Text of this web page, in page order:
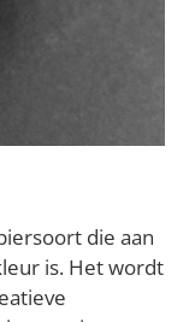
die aan
is. Het wordt